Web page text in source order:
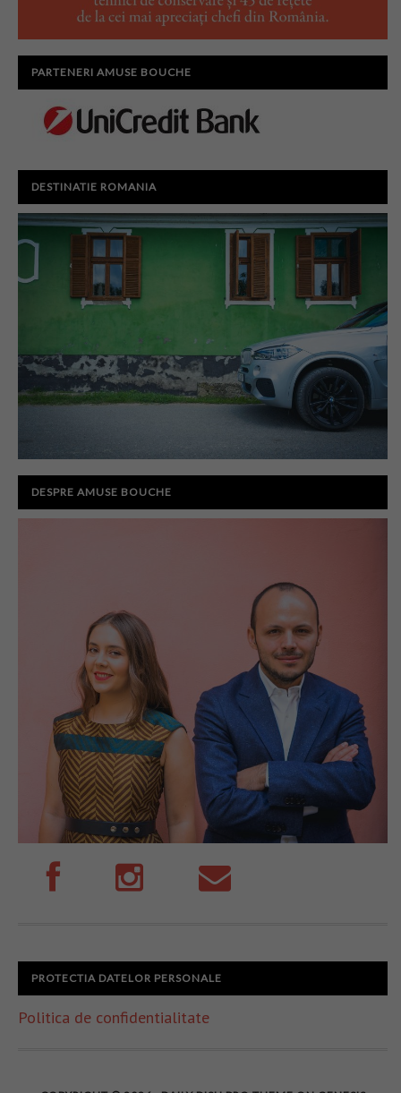
PARTENERI AMUSE BOUCHE
DESTINATIE ROMANIA
DESPRE AMUSE BOUCHE
PROTECTIA DATELOR PERSONALE
Politica de confidentialitate